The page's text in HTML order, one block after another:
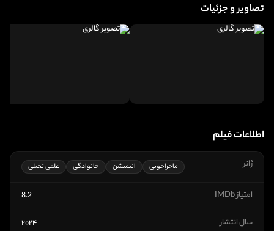
تصاویر و جزئیات
اطلاعات فیلم
ژانر ماجراجویی انیمیشن خانوادگی علمی تخیلی
امتیاز IMDb 8.2
سال انتشار ۲۰۲۴